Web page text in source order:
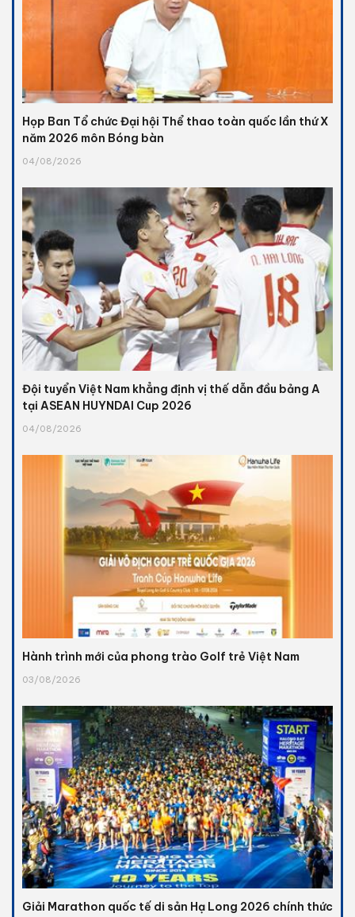
Họp Ban Tổ chức Đại hội Thể thao toàn quốc lần thứ X
năm 2026 môn Bóng bàn
04/08/2026
Đội tuyển Việt Nam khẳng định vị thế dẫn đầu bảng A
tại ASEAN HUYNDAI Cup 2026
04/08/2026
Hành trình mới của phong trào Golf trẻ Việt Nam
03/08/2026
Giải Marathon quốc tế di sản Hạ Long 2026 chính thức